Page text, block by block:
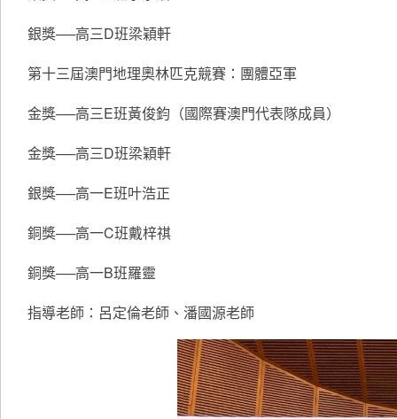
銀獎──高三D班梁穎軒
第十三屆澳門地理奧林匹克競賽：團體亞軍
金獎──高三E班黃俊鈞（國際賽澳門代表隊成員）
金獎──高三D班梁穎軒
銀獎──高一E班叶浩正
銅獎──高一C班戴梓祺
銅獎──高一B班羅靈
指導老師：呂定倫老師、潘國源老師